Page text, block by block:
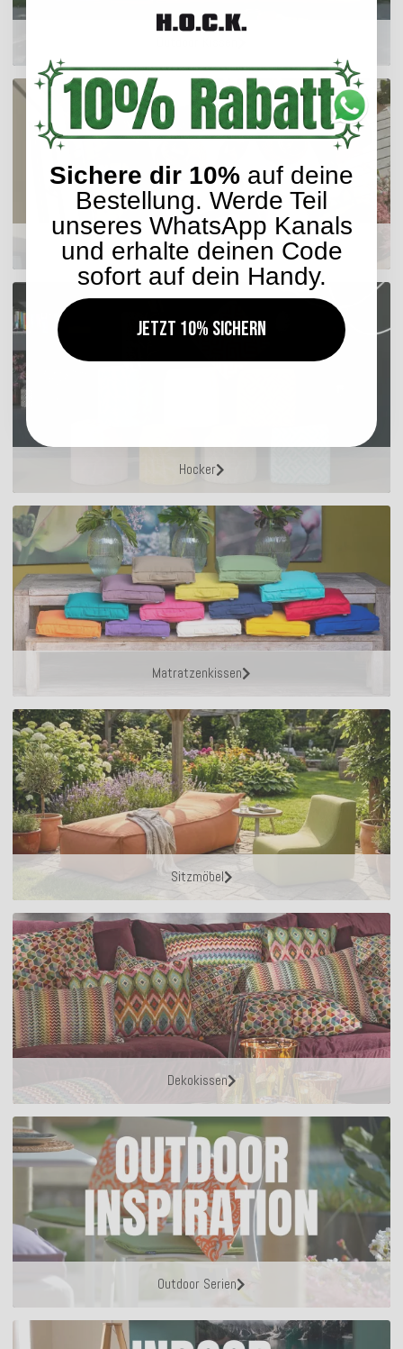
Sitzkissen
Hocker
Matratzenkissen
Sitzmöbel
Dekokissen
Outdoor Serien
Sichere dir 10% auf deine
Bestellung. Werde Teil
unseres WhatsApp Kanals
und erhalte deinen Code
sofort auf dein Handy.
Jetzt 10% sichern